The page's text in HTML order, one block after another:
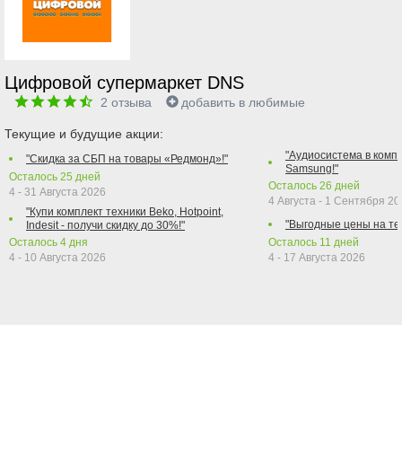
Цифровой супермаркет DNS
2 отзыва добавить в любимые
Текущие и будущие акции:
"Скидка за СБП на товары «Редмонд»!"
Осталось 25 дней
4 - 31 Августа 2026
"Купи комплект техники Beko, Hotpoint,
Indesit - получи скидку до 30%!"
Осталось 4 дня
4 - 10 Августа 2026
"Аудиосистема в
Samsung!"
Осталось 26 дней
4 Августа - 1 Сентября
"Выгодные цены на
Осталось 11 дней
4 - 17 Августа 2026